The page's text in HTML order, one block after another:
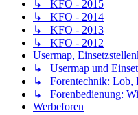
↳ KFO - 2015
↳ KFO - 2014
↳ KFO - 2013
↳ KFO - 2012
Usermap,
↳ Usermap und
↳ Forentechnik: Lob,
↳ Forenbedienung:
Werbeforen